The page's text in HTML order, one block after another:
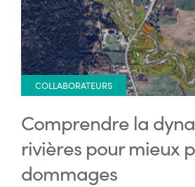
COLLABORATEURS
Comprendre la
rivières pour mieux
dommages